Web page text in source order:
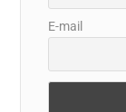
E-mail